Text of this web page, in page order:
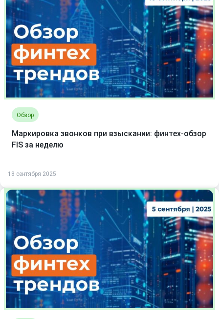
Обзор
Маркировка звонков при взыскании: финтех-обзор
FIS за неделю
18 сентября 2025